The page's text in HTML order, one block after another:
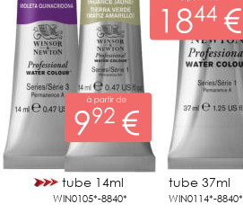
tube 14ml tube 37ml
WIN0105*-8840* WIN0114*-8840*